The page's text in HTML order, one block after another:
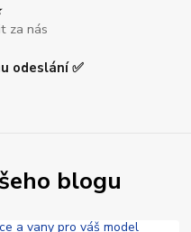
za nás
odeslání ✅
blogu